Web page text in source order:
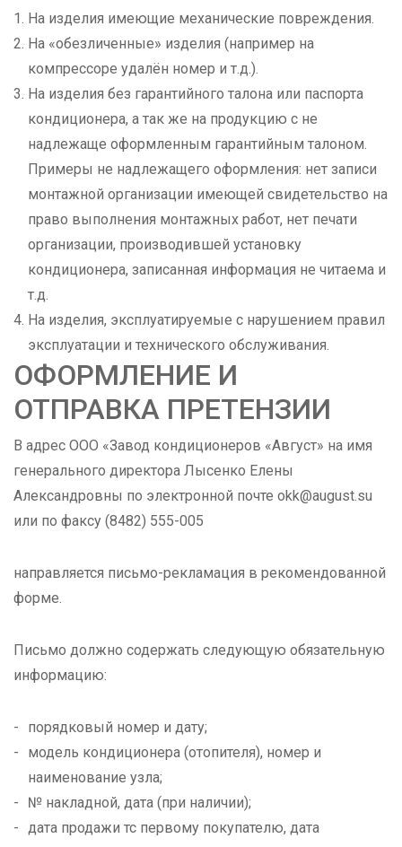
На изделия имеющие механические повреждения.
На «обезличенные» изделия (например на
компрессоре удалён номер и т.д.).
На изделия без гарантийного талона или паспорта
кондиционера, а так же на продукцию с не
надлежаще оформленным гарантийным талоном.
Примеры не надлежащего оформления: нет записи
монтажной организации имеющей свидетельство на
право выполнения монтажных работ, нет печати
организации, производившей установку
кондиционера, записанная информация не читаема и
т.д.
На изделия, эксплуатируемые с нарушением правил
эксплуатации и технического обслуживания.
ОФОРМЛЕНИЕ И
ОТПРАВКА ПРЕТЕНЗИИ
В адрес ООО «Завод кондиционеров «Август» на имя
генерального директора Лысенко Елены
Александровны по электронной почте okk@august.su
или по факсу (8482) 555-005
направляется письмо-рекламация в рекомендованной
форме.
Письмо должно содержать следующую обязательную
информацию:
порядковый номер и дату;
модель кондиционера (отопителя), номер и
наименование узла;
№ накладной, дата (при наличии);
дата продажи тс первому покупателю, дата